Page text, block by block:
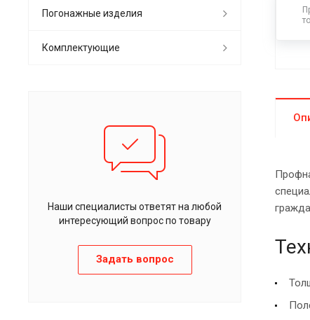
Погонажные изделия
Комплектующие
Наши специалисты ответят на любой
интересующий вопрос по товару
Задать вопрос